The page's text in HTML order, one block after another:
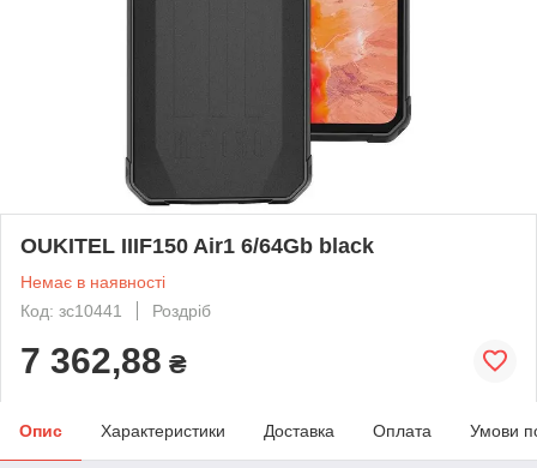
OUKITEL IIIF150 Air1 6/64Gb black
Немає в наявності
Код: зс10441
Роздріб
7 362,88 ₴
Опис Характеристики Доставка Оплата Умови